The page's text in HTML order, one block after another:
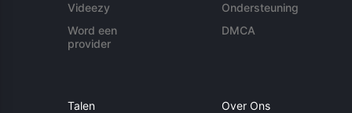
Videezy
Word een
provider
Ondersteuning
DMCA
Talen Over Ons